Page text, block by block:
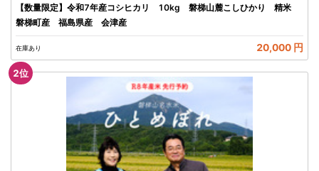
【数量限定】令和7年産コシヒカリ 10kg 磐梯山麓こしひかり 精米
磐梯町産 福島県産 会津産
在庫あり 20,000 円
2位